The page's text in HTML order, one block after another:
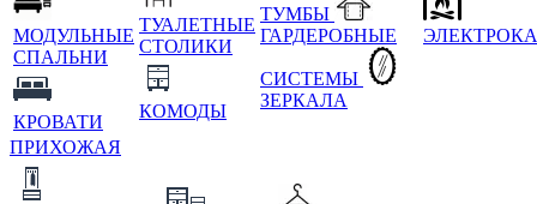
МОДУЛЬНЫЕ
СПАЛЬНИ
КРОВАТИ
ТУАЛЕТНЫЕ
СТОЛИКИ
КОМОДЫ
ТУМБЫ
ГАРДЕРОБНЫЕ
СИСТЕМЫ
ЗЕРКАЛА
ПРИХОЖАЯ